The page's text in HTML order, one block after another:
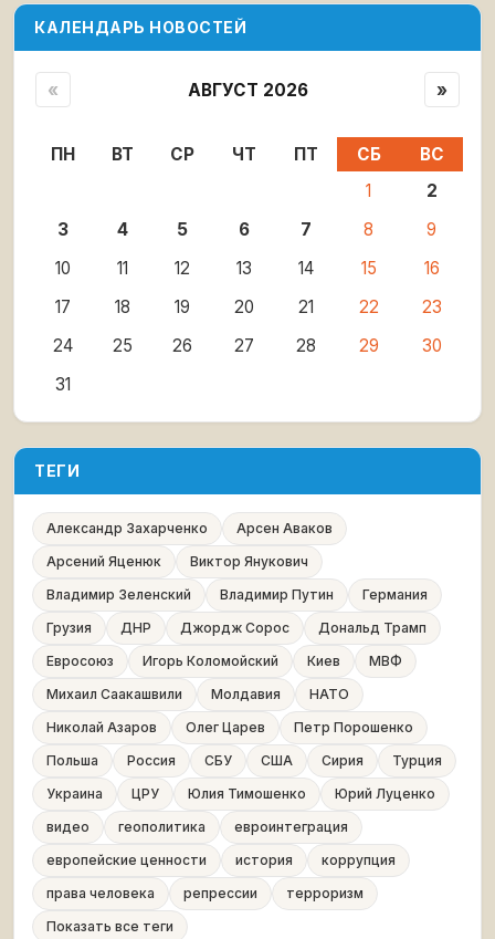
КАЛЕНДАРЬ НОВОСТЕЙ
« АВГУСТ 2026 »
ПН ВТ СР ЧТ ПТ СБ
ВС
1
2
3
4 5 6 7 8
9
10
11 12 13 14 15
16
17
18 19 20 21 22
23
24
25 26 27 28 29
30
31
ТЕГИ
Александр Захарченко
Арсен Аваков
Арсений Яценюк
Виктор Янукович
Владимир Зеленский
Владимир Путин
Германия
Грузия
ДНР Джордж Сорос
Дональд Трамп
Евросоюз
Игорь Коломойский Киев
МВФ
Михаил Саакашвили
Молдавия
НАТО
Николай Азаров
Олег Царев
Петр Порошенко
Польша
Россия СБУ США Сирия
Турция
Украина
ЦРУ Юлия Тимошенко
Юрий Луценко
видео
геополитика
евроинтеграция
европейские ценности
история
коррупция
права человека
репрессии
терроризм
Показать все теги